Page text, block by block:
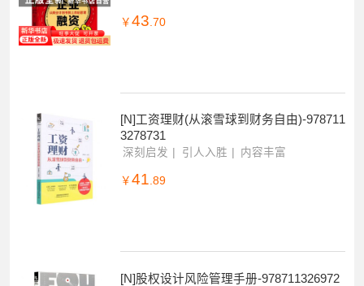
￥ 43 .70
[N]工资理财(从滚雪球到财务自由)-978711
3278731
深刻启发 引人入胜 内容丰富
￥ 41.89
[N]股权设计风险管理手册-978711326972